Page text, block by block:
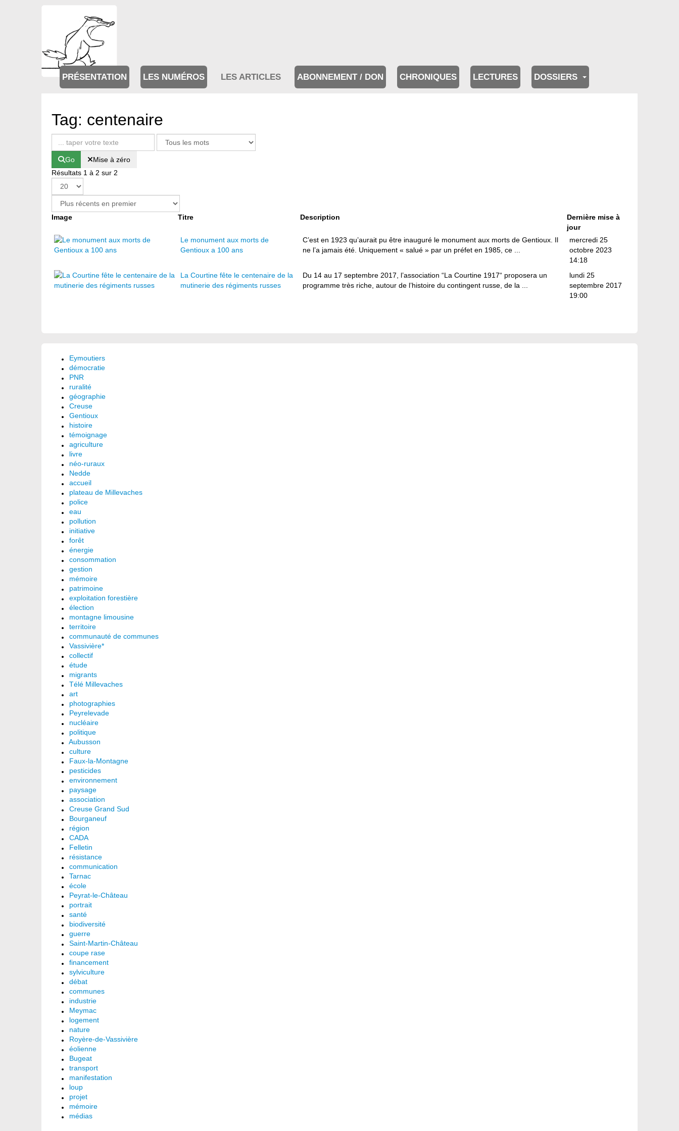
PRÉSENTATION LES NUMÉROS LES ARTICLES ABONNEMENT / DON CHRONIQUES LECTURES DOSSIERS
Tag: centenaire
Go
Mise à zéro
Résultats 1 à 2 sur 2
Image Titre Description
Dernière mise à
jour
Le monument aux morts de
Gentioux a 100 ans
C’est en 1923 qu’aurait pu être inauguré le monument aux morts de Gentioux. Il
ne l’a jamais été. Uniquement « salué » par un préfet en 1985, ce ...
mercredi 25
octobre 2023
14:18
La Courtine fête le centenaire de la
mutinerie des régiments russes
Du 14 au 17 septembre 2017, l’association “La Courtine 1917“ proposera un
programme très riche, autour de l’histoire du contingent russe, de la ...
lundi 25
septembre 2017
19:00
Eymoutiers
démocratie
PNR
ruralité
géographie
Creuse
Gentioux
histoire
témoignage
agriculture
livre
néo-ruraux
Nedde
accueil
plateau de Millevaches
police
eau
pollution
initiative
forêt
énergie
consommation
gestion
mémoire
patrimoine
exploitation forestière
élection
montagne limousine
territoire
communauté de communes
Vassivière*
collectif
étude
migrants
Télé Millevaches
art
photographies
Peyrelevade
nucléaire
politique
Aubusson
culture
Faux-la-Montagne
pesticides
environnement
paysage
association
Creuse Grand Sud
Bourganeuf
région
CADA
Felletin
résistance
communication
Tarnac
école
Peyrat-le-Château
portrait
santé
biodiversité
guerre
Saint-Martin-Château
coupe rase
financement
sylviculture
débat
communes
industrie
Meymac
logement
nature
Royère-de-Vassivière
éolienne
Bugeat
transport
manifestation
loup
projet
mémoire
médias